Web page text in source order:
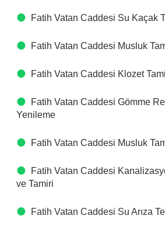
Fatih Vatan Caddesi Su Kaçak
Fatih Vatan Caddesi Musluk
Fatih Vatan Caddesi Klozet
Fatih Vatan Caddesi Gömme
Yenileme
Fatih Vatan Caddesi Musluk
Fatih Vatan Caddesi
ve Tamiri
Fatih Vatan Caddesi Su Arıza